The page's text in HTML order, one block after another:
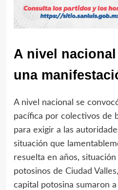
A nivel
una
A nivel nacional se
pacífica por colectivos de
para exigir a las
situación que
resuelta en años,
potosinos de Ciudad
capital potosina sumaron